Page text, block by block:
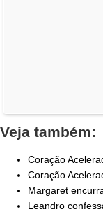
Veja também:
Coração
Coração
Margaret
Leandro